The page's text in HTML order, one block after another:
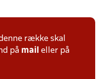
række skal
på mail eller på